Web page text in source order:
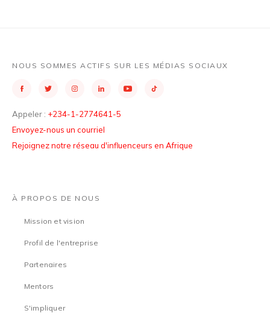
NOUS SOMMES ACTIFS SUR LES MÉDIAS SOCIAUX
Appeler : +234-1-2774641-5
Envoyez-nous un courriel
Rejoignez notre réseau d'influenceurs en Afrique
À PROPOS DE NOUS
Mission et vision
Profil de l'entreprise
Partenaires
Mentors
S'impliquer